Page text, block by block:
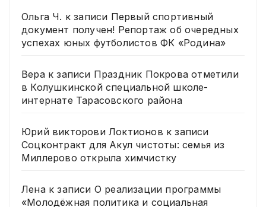
Ольга Ч. к записи Первый спортивный
документ получен! Репортаж об очередных
успехах юных футболистов ФК «Родина»
Верак записи Праздник Покрова отметили
в Колушкинской специальной школе-
интернате Тарасовского района
Юрий викторови Локтионов к записи
Соцконтракт для Акул чистоты: семья из
Миллерово открыла химчистку
Ленак записи О реализации программы
«Молодёжная политика и социальная